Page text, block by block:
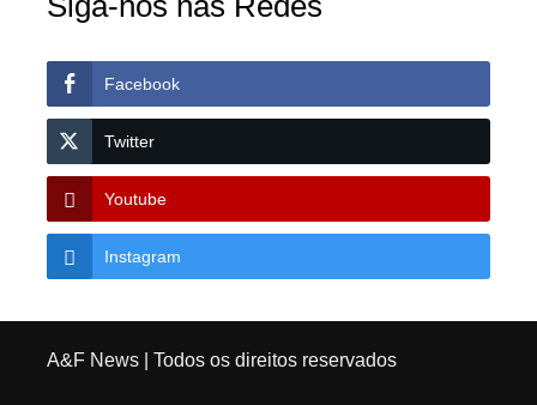
Facebook
Twitter
Youtube
Instagram
A&F News| Todos os direitos reservados